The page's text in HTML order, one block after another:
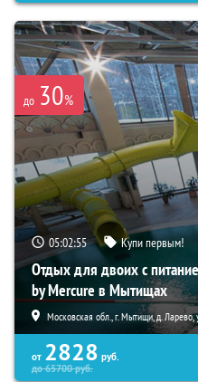
до 30%
05:02:54 Купи первым!
Отдых для двоих с
by Mercure в Мытищах
Московская обл., г. Мытищи, д. Ларево,
от 2828 руб.
до65700руб.